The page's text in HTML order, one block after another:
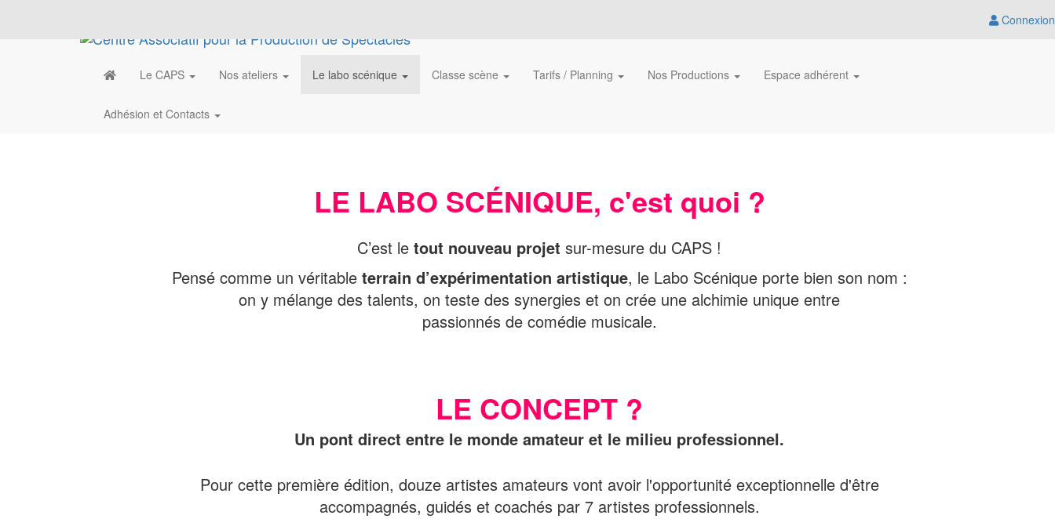
Connexion
Le CAPS Nos ateliers Le labo scénique Classe scène Tarifs / Planning Nos Productions Espace adhérent
Adhésion et Contacts
LE LABO SCÉNIQUE, c'est quoi ?
C’est le tout nouveau projet sur-mesure du CAPS !
Pensé comme un véritable terrain d’expérimentation artistique, le Labo Scénique porte bien son nom :
on y mélange des talents, on teste des synergies et on crée une alchimie unique entre
passionnés de comédie musicale.
LE CONCEPT ?
Un pont direct entre le monde amateur et le milieu professionnel.
Pour cette première édition, douze artistes amateurs vont avoir l'opportunité exceptionnelle d'être
accompagnés, guidés et coachés par 7 artistes professionnels.